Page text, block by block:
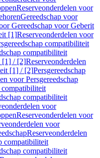
Reserveonderdelen voor
Gereedschap voor
Gereedschap voor Geberit
[1]Reserveonderdelen voor
compatibiliteit
compatibiliteit
[1] / [2]Reserveonderdelen
[1] / [2]Persgereedschap
voor Persgereedschap
compatibiliteit
compatibiliteit
voor
Reserveonderdelen voor
voor
Reserveonderdelen
compatibiliteit
compatibiliteit